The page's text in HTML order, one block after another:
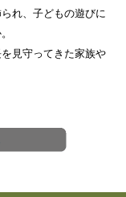
れ、子どもの遊びに
見守ってきた家族や